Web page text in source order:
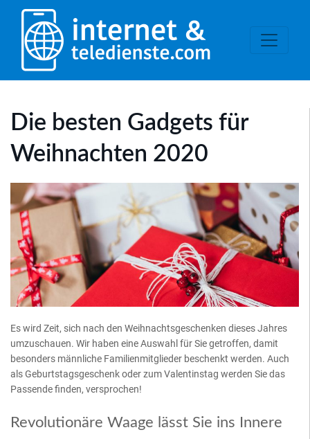
Die besten Gadgets für
Weihnachten 2020
Es wird Zeit, sich nach den Weihnachtsgeschenken dieses Jahres
umzuschauen. Wir haben eine Auswahl für Sie getroffen, damit
besonders männliche Familienmitglieder beschenkt werden. Auch
als Geburtstagsgeschenk oder zum Valentinstag werden Sie das
Passende finden, versprochen!
Revolutionäre Waage lässt Sie ins Innere